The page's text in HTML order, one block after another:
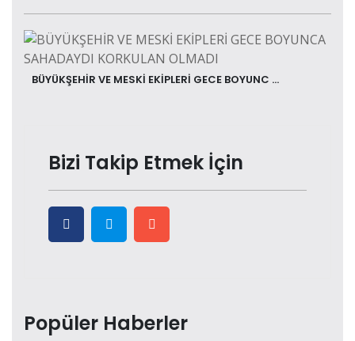
BÜYÜKŞEHİR VE MESKİ EKİPLERİ GECE BOYUNC ...
Bizi Takip Etmek İçin
Popüler Haberler